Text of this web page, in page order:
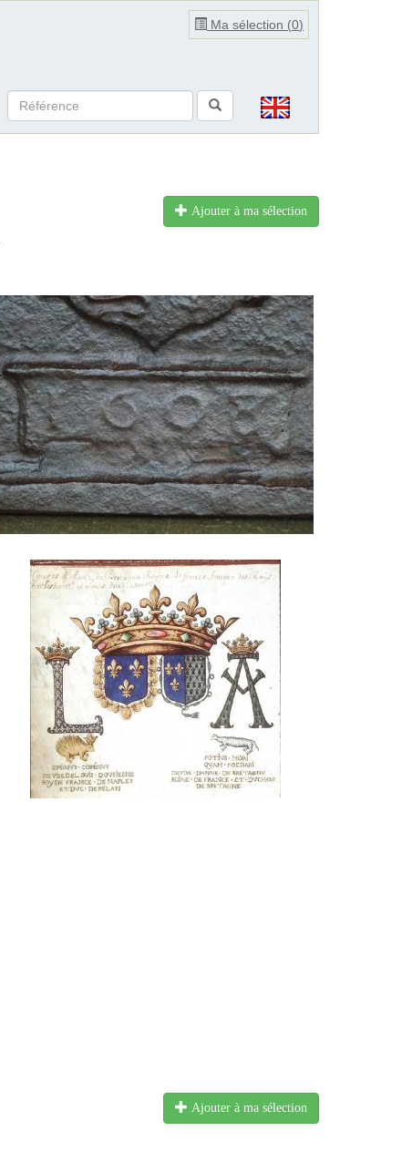
Ma sélection (0)
Ajouter à ma sélection
Ajouter à ma sélection